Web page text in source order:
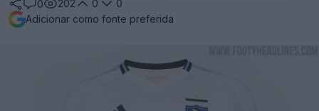
0
202 0
0
Adicionar como fonte preferida